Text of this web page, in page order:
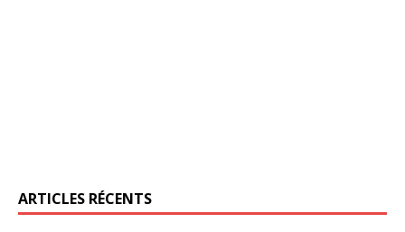
ARTICLES RÉCENTS